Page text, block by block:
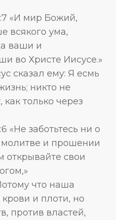
«И мир Божий,
всякого ума,
ваши и
во Христе Иисусе.»
сказал ему: Я есмь
никто не
только через
заботьтесь ни о
молитве и прошении
открывайте свои
что наша
и плоти, но
против властей,